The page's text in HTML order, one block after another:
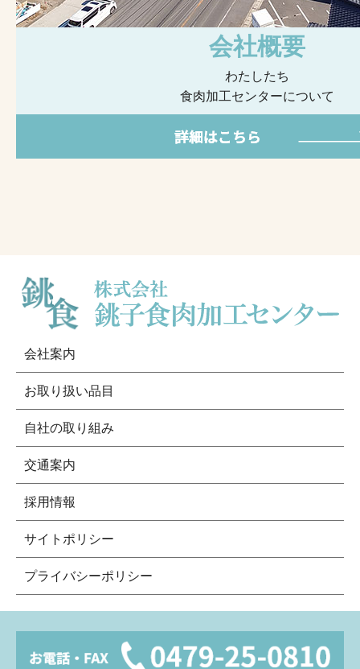
会社概要
わたしたち
食肉加工センターについて
会社案内
お取り扱い品目
自社の取り組み
交通案内
採用情報
サイトポリシー
プライバシーポリシー